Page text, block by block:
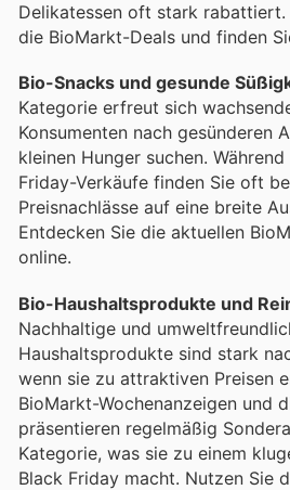
Delikatessen oft stark
die BioMarkt-Deals und finden
Bio-Snacks und gesunde
Kategorie erfreut sich
Konsumenten nach gesünderen
kleinen Hunger suchen.
Friday-Verkäufe finden Sie oft
Preisnachlässe auf eine breite
Entdecken Sie die aktuellen
online.
Bio-Haushaltsprodukte und
Nachhaltige und
Haushaltsprodukte sind stark
wenn sie zu attraktiven Preisen
BioMarkt-Wochenanzeigen und
präsentieren regelmäßig
Kategorie, was sie zu einem
Black Friday macht. Nutzen Sie